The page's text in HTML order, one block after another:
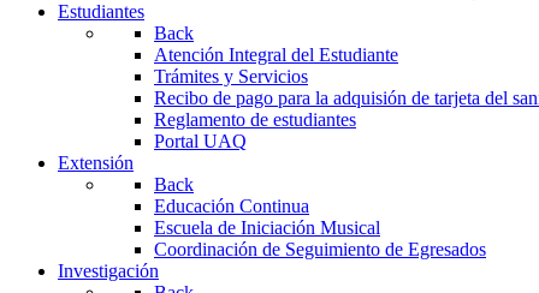
Estudiantes
Back
Atención Integral del Estudiante
Trámites y Servicios
Recibo de pago para la adquisión de tarjeta del
Reglamento de estudiantes
Portal UAQ
Extensión
Back
Educación Continua
Escuela de Iniciación Musical
Coordinación de Seguimiento de Egresados
Investigación